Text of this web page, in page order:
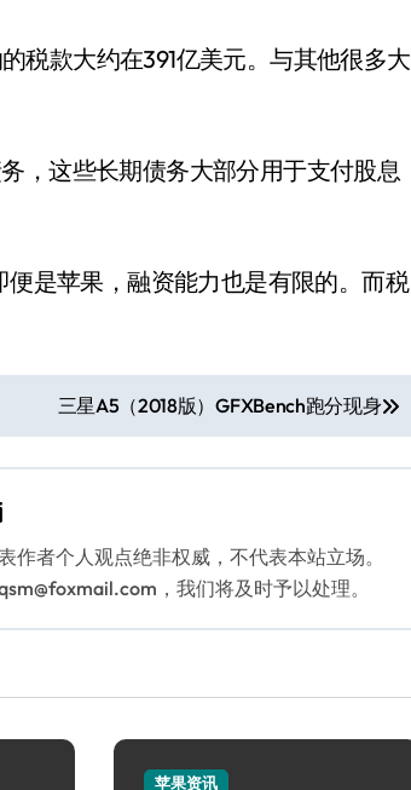
税款大约在391亿美元。与其他很多大
，这些长期债务大部分用于支付股息
便是苹果，融资能力也是有限的。而税
三星A5（2018版）GFXBench跑分现身
作者个人观点绝非权威，不代表本站立场。
，我们将及时予以处理。
苹果资讯